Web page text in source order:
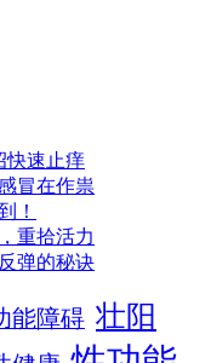
快速止痒
冒在作祟
！
重拾活力
弹的秘诀
能障碍 壮阳